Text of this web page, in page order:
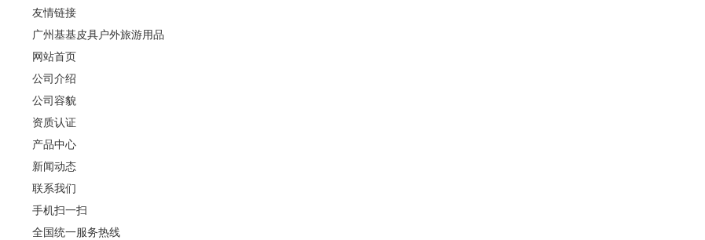
友情链接
广州基基皮具户外旅游用品
网站首页
公司介绍
公司容貌
资质认证
产品中心
新闻动态
联系我们
手机扫一扫
全国统一服务热线